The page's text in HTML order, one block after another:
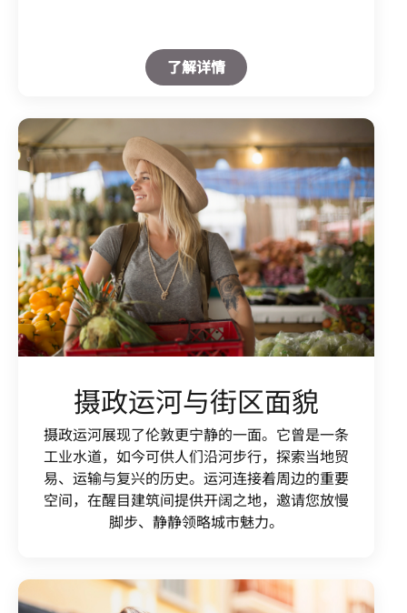
了解详情Open in New Tab
摄政运河与街区面貌
摄政运河展现了伦敦更宁静的一面。它曾是一条
工业水道，如今可供人们沿河步行，探索当地贸
易、运输与复兴的历史。运河连接着周边的重要
空间，在醒目建筑间提供开阔之地，邀请您放慢
脚步、静静领略城市魅力。